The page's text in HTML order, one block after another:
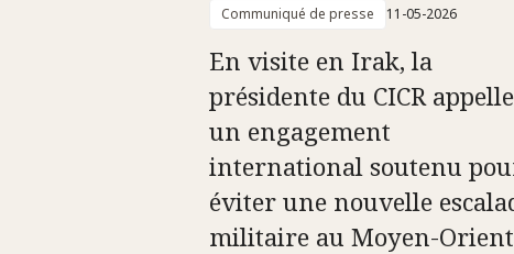
Communiqué de presse 11-05-2026
En visite en Irak, la
présidente du CICR
un engagement
international soutenu
éviter une nouvelle
militaire au Moyen-Orient